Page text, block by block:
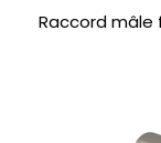
Raccord